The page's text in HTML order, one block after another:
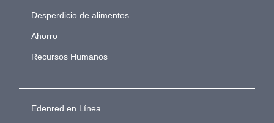
Desperdicio de alimentos
Ahorro
Recursos Humanos
Edenred en Línea